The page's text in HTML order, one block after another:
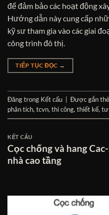
để đảm bảo các hoạt động
Hướng dẫn này cung cấp
kỹ sư tham gia vào các giai
công trình đô thị.
TIẾP TỤC ĐỌC →
Đăng trong Kết cấu Được gắn thẻ
phân tích,tcvn,thi công,thiết kế,tư
KẾT CẤU
Cọc chống và hang
nhà cao tầng